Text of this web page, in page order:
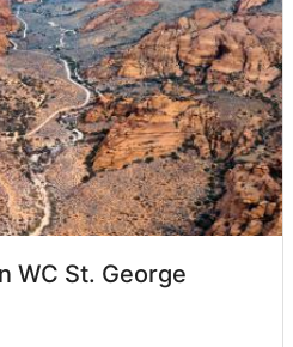
WC St. George